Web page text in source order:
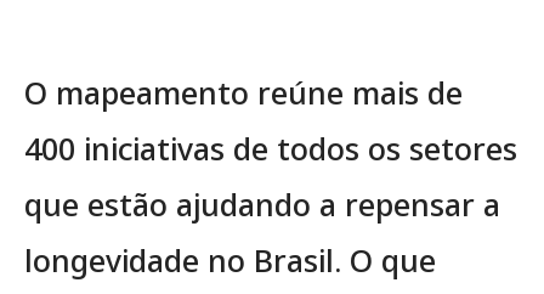
O mapeamento reúne mais de
400 iniciativas de todos os setores
que estão ajudando a repensar a
longevidade no Brasil. O que